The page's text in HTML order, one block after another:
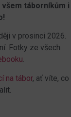
táborníkům i
v prosinci 2026.
Fotky ze všech
.
na tábor, ať víte, co